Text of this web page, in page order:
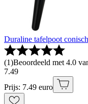
Duraline tafelpoot
(1)Beoordeeld met 4.0
7.49
Prijs: 7.49 euro